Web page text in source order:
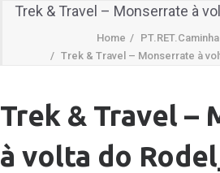
Trek & Travel – Monserrate à
Home
Trek & Travel – Monserrate à
Trek & Travel –
à volta do